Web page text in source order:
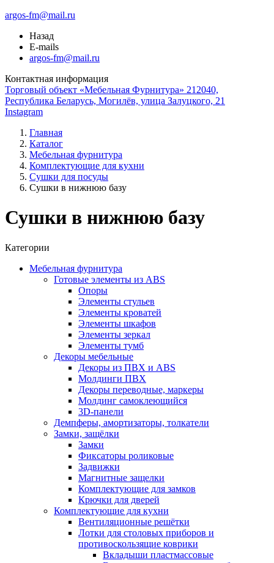
argos-fm@mail.ru
Назад
E-mails
argos-fm@mail.ru
Контактная информация
Торговый объект «Мебельная Фурнитура» 212040,
Республика Беларусь, Могилёв, улица Залуцкого, 21
Instagram
Главная
Каталог
Мебельная фурнитура
Комплектующие для кухни
Сушки для посуды
Сушки в нижнюю базу
Сушки в нижнюю базу
Категории
Мебельная фурнитура
Готовые элементы из ABS
Опоры
Элементы стульев
Элементы кроватей
Элементы шкафов
Элементы зеркал
Элементы тумб
Декоры мебельные
Декоры из ПВХ и ABS
Молдинги ПВХ
Декоры переводные, маркеры
Молдинг самоклеющийся
3D-панели
Демпферы, амортизаторы, толкатели
Замки, защёлки
Замки
Фиксаторы роликовые
Задвижки
Магнитные защелки
Комплектующие для замков
Крючки для дверей
Комплектующие для кухни
Вентиляционные решётки
Лотки для столовых приборов и
противоскользящие коврики
Вкладыши пластмассовые